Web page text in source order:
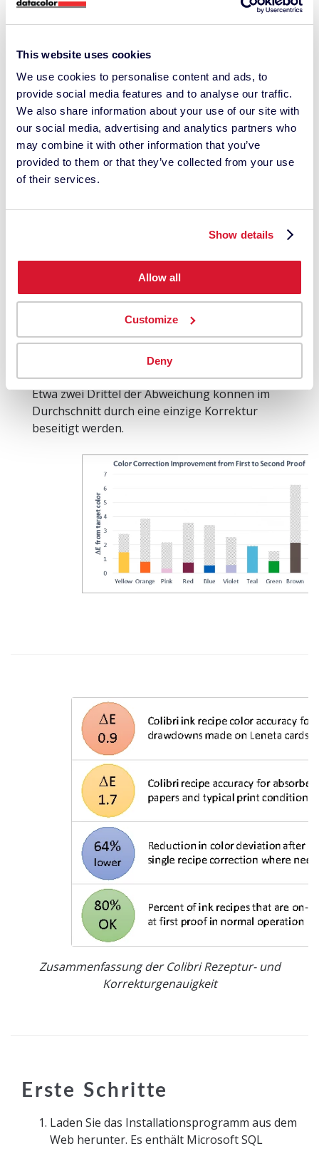
This website uses cookies
We use cookies to personalise content and ads, to
provide social media features and to analyse our traffic.
We also share information about your use of our site with
our social media, advertising and analytics partners who
may combine it with other information that you’ve
provided to them or that they’ve collected from your use
of their services.
Show details
Allow all
Customize
Deny
Korrekturgenauigkeit
Korrekturgenauigkeit
In Fällen, in denen der erste Ausstreichungs-
Proof keine akzeptable Übereinstimmung
erzielt, kann eine Farbkorrektur mit Colibri
durchgeführt werden, um eine angepasste
Für diesen Test wurden die ersten
Absorptionskompensation NICHT auf die
Kalibrierdaten angewendet wurde. Dies
ermöglicht es uns, die Leistung der
Der schraffierte Bereich im Balkendiagramm
zeigt die Verbesserung vom ersten Proof zum
korrigierten zweiten Proof. Die Korrektur
verbessert die Farbe im Durchschnitt um 2,2 ΔE.
Etwa zwei Drittel der Abweichung können im
Durchschnitt durch eine einzige Korrektur
beseitigt werden.
Zusammenfassung der Colibri Rezeptur- und
Korrekturgenauigkeit
Erste Schritte
Laden Sie das Installationsprogramm aus dem
Web herunter. Es enthält Microsoft SQL